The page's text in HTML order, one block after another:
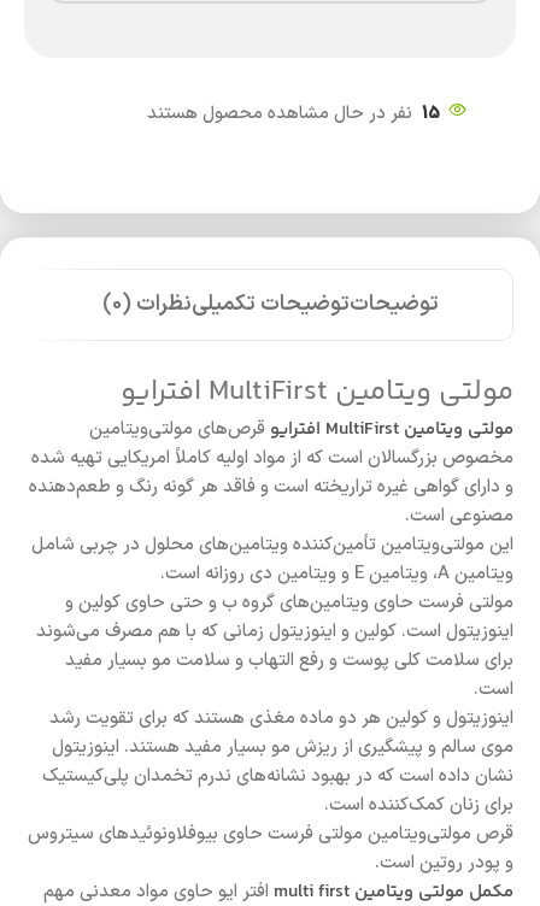
15 نفر در حال مشاهده محصول هستند
توضیحاتتوضیحات تکمیلینظرات (0)
مولتی ویتامین MultiFirst افترایو
مولتی ویتامین MultiFirst افترایو
قرص‌های مولتی‌ویتامین
مخصوص بزرگسالان است که از مواد اولیه کاملاً امریکایی تهیه شده
و دارای گواهی غیره تراریخته است و فاقد هر گونه رنگ و طعم‌دهنده
مصنوعی است.
این مولتی‌ویتامین تأمین‌کننده ویتامین‌های محلول در چربی شامل
ویتامین A، ویتامین E و ویتامین دی روزانه است.
مولتی فرست حاوی ویتامین‌های گروه ب و حتی حاوی کولین و
اینوزیتول است. کولین و اینوزیتول زمانی که با هم مصرف می‌شوند
برای سلامت کلی پوست و رفع التهاب و سلامت مو بسیار مفید
است.
اینوزیتول و کولین هر دو ماده مغذی هستند که برای تقویت رشد
موی سالم و پیشگیری از ریزش مو بسیار مفید هستند. اینوزیتول
نشان داده است که در بهبود نشانه‌های ندرم تخمدان پلی‌کیستیک
برای زنان کمک‌کننده است.
قرص مولتی‌ویتامین مولتی فرست حاوی بیوفلاونوئیدهای سیتروس
و پودر روتین است.
مکمل مولتی ویتامین multi first
افتر ایو حاوی مواد معدنی مهم